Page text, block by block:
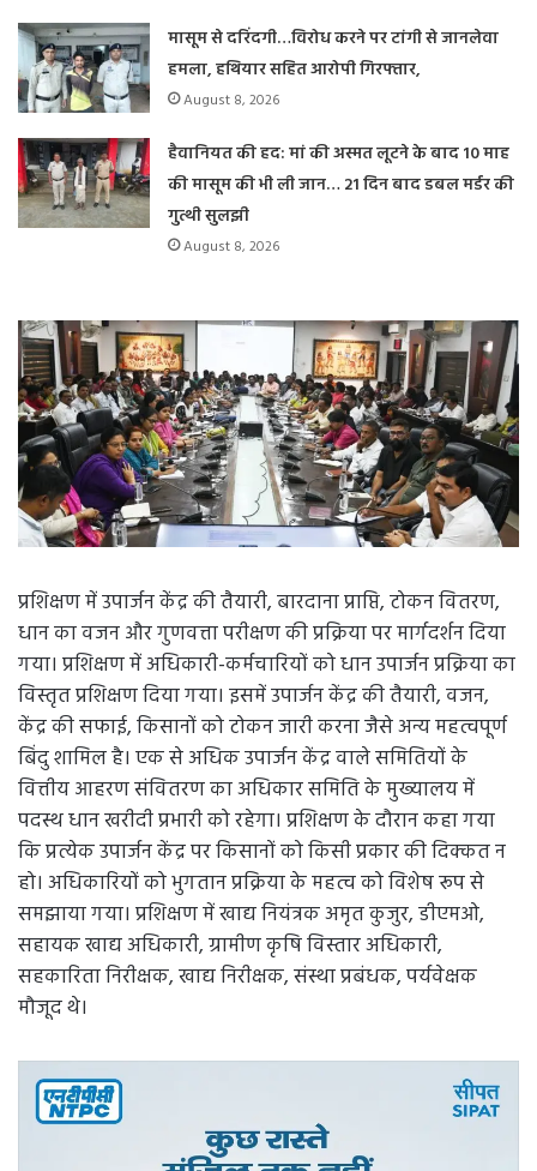
मासूम से दरिंदगी…विरोध करने पर टांगी से जानलेवा
हमला, हथियार सहित आरोपी गिरफ्तार,
August 8, 2026
हैवानियत की हद: मां की अस्मत लूटने के बाद 10 माह
की मासूम की भी ली जान… 21 दिन बाद डबल मर्डर की
गुत्थी सुलझी
August 8, 2026
प्रशिक्षण में उपार्जन केंद्र की तैयारी, बारदाना प्राप्ति, टोकन वितरण,
धान का वजन और गुणवत्ता परीक्षण की प्रक्रिया पर मार्गदर्शन दिया
गया। प्रशिक्षण में अधिकारी-कर्मचारियों को धान उपार्जन प्रक्रिया का
विस्तृत प्रशिक्षण दिया गया। इसमें उपार्जन केंद्र की तैयारी, वजन,
केंद्र की सफाई, किसानों को टोकन जारी करना जैसे अन्य महत्वपूर्ण
बिंदु शामिल है। एक से अधिक उपार्जन केंद्र वाले समितियों के
वित्तीय आहरण संवितरण का अधिकार समिति के मुख्यालय में
पदस्थ धान खरीदी प्रभारी को रहेगा। प्रशिक्षण के दौरान कहा गया
कि प्रत्येक उपार्जन केंद्र पर किसानों को किसी प्रकार की दिक्कत न
हो। अधिकारियों को भुगतान प्रक्रिया के महत्व को विशेष रूप से
समझाया गया। प्रशिक्षण में खाद्य नियंत्रक अमृत कुजुर, डीएमओ,
सहायक खाद्य अधिकारी, ग्रामीण कृषि विस्तार अधिकारी,
सहकारिता निरीक्षक, खाद्य निरीक्षक, संस्था प्रबंधक, पर्यवेक्षक
मौजूद थे।